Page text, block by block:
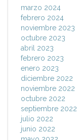
marzo 2024
febrero 2024
noviembre 2023
octubre 2023
abril 2023
febrero 2023
enero 2023
diciembre 2022
noviembre 2022
octubre 2022
septiembre 2022
julio 2022
junio 2022